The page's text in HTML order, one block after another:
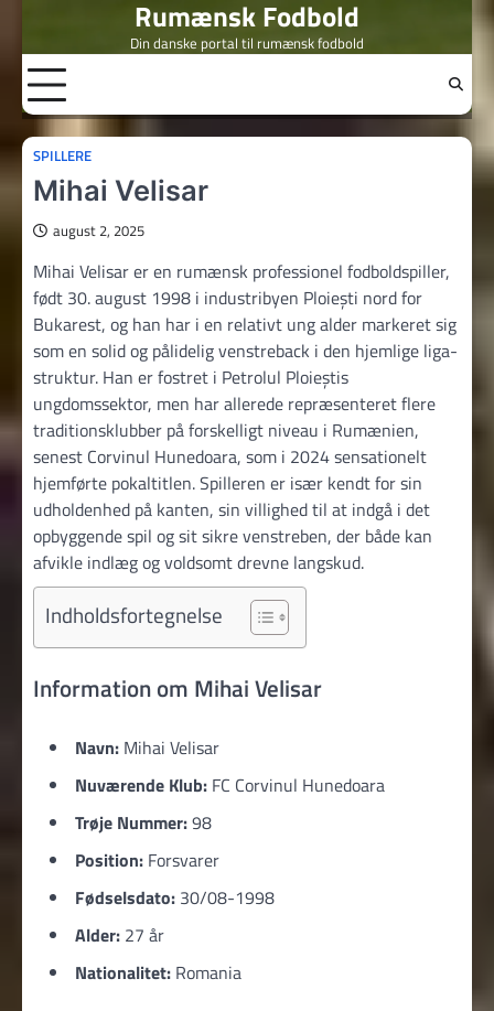
content
Rumænsk Fodbold
Din danske portal til rumænsk fodbold
SPILLERE
Mihai Velisar
august 2, 2025
Mihai Velisar er en rumænsk professionel fodboldspiller,
født 30. august 1998 i industribyen Ploiești nord for
Bukarest, og han har i en relativt ung alder markeret sig
som en solid og pålidelig venstreback i den hjemlige liga-
struktur. Han er fostret i Petrolul Ploieștis
ungdomssektor, men har allerede repræsenteret flere
traditionsklubber på forskelligt niveau i Rumænien,
senest Corvinul Hunedoara, som i 2024 sensationelt
hjemførte pokaltitlen. Spilleren er især kendt for sin
udholdenhed på kanten, sin villighed til at indgå i det
opbyggende spil og sit sikre venstreben, der både kan
afvikle indlæg og voldsomt drevne langskud.
Indholdsfortegnelse
Information om Mihai Velisar
Navn: Mihai Velisar
Nuværende Klub: FC Corvinul Hunedoara
Trøje Nummer:98
Position: Forsvarer
Fødselsdato: 30/08-1998
Alder: 27 år
Nationalitet: Romania